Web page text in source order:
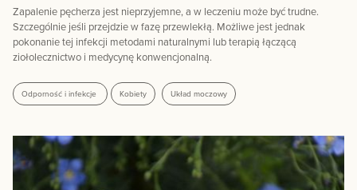
Zapalenie pęcherza jest nieprzyjemne, a w leczeniu może być trudne.
Szczególnie jeśli przejdzie w fazę przewlekłą. Możliwe jest jednak
pokonanie tej infekcji metodami naturalnymi lub terapią łączącą
ziołolecznictwo i medycynę konwencjonalną.
Odporność i infekcje Kobiety Układ moczowy